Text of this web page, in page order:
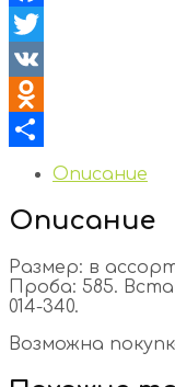
Facebook
Twitter
VK
Odnoklassniki
Отправить
Описание
Описание
Размер: в
Проба: 585.
014-340.
Возможна